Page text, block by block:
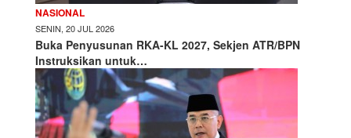
NASIONAL
SENIN, 20 JUL 2026
Buka Penyusunan RKA-KL 2027, Sekjen ATR/BPN
Instruksikan untuk…